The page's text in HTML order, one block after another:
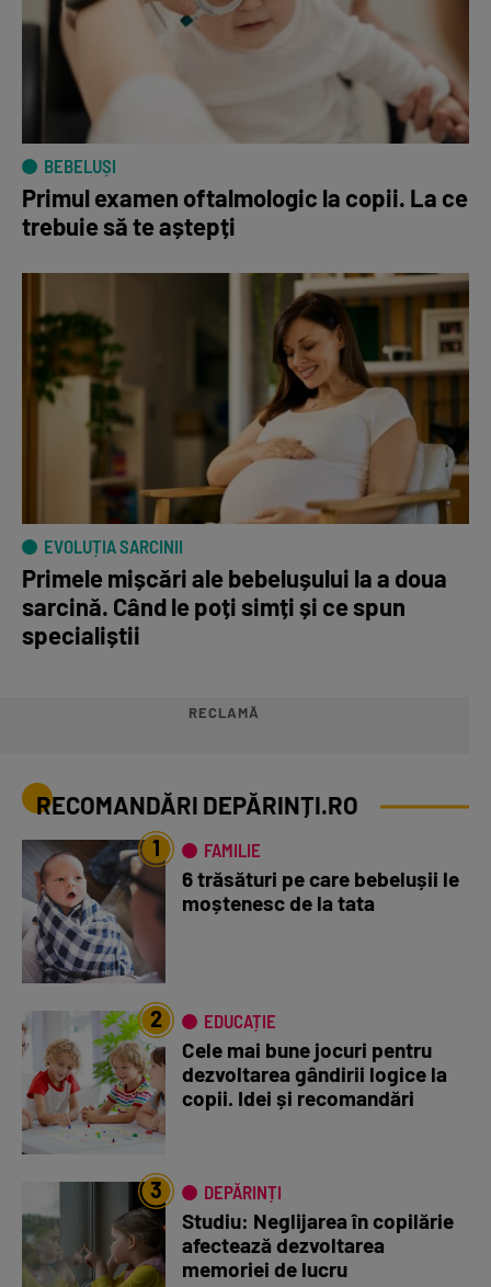
BEBELUȘI
Primul examen oftalmologic la copii. La ce
trebuie să te aștepți
EVOLUȚIA SARCINII
Primele mișcări ale bebelușului la a doua
sarcină. Când le poți simți și ce spun
specialiștii
RECLAMĂ
RECOMANDĂRI DEPĂRINȚI.RO
1 FAMILIE
6 trăsături pe care bebelușii le
moștenesc de la tata
2 EDUCAȚIE
Cele mai bune jocuri pentru
dezvoltarea gândirii logice la
copii. Idei și recomandări
3 DEPĂRINȚI
Studiu: Neglijarea în copilărie
afectează dezvoltarea
memoriei de lucru